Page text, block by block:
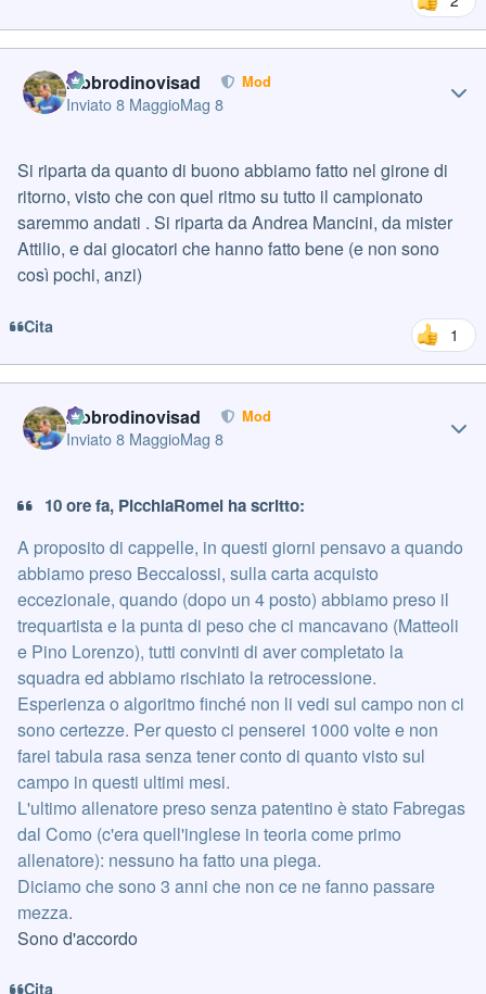
labbrodinovisad Mod
Inviato8 MaggioMag 8
Si riparta da quanto di buono abbiamo fatto nel girone di
ritorno, visto che con quel ritmo su tutto il campionato
saremmo andati . Si riparta da Andrea Mancini, da mister
Attilio, e dai giocatori che hanno fatto bene (e non sono
così pochi, anzi)
Cita 1
labbrodinovisad Mod
Inviato8 MaggioMag 8
10 ore fa, PicchiaRomei ha scritto:
A proposito di cappelle, in questi giorni pensavo a quando
abbiamo preso Beccalossi, sulla carta acquisto
eccezionale, quando (dopo un 4 posto) abbiamo preso il
trequartista e la punta di peso che ci mancavano (Matteoli
e Pino Lorenzo), tutti convinti di aver completato la
squadra ed abbiamo rischiato la retrocessione.
Esperienza o algoritmo finché non li vedi sul campo non ci
sono certezze. Per questo ci penserei 1000 volte e non
farei tabula rasa senza tener conto di quanto visto sul
campo in questi ultimi mesi.
L'ultimo allenatore preso senza patentino è stato Fabregas
dal Como (c'era quell'inglese in teoria come primo
allenatore): nessuno ha fatto una piega.
Diciamo che sono 3 anni che non ce ne fanno passare
mezza.
Sono d'accordo
Cita